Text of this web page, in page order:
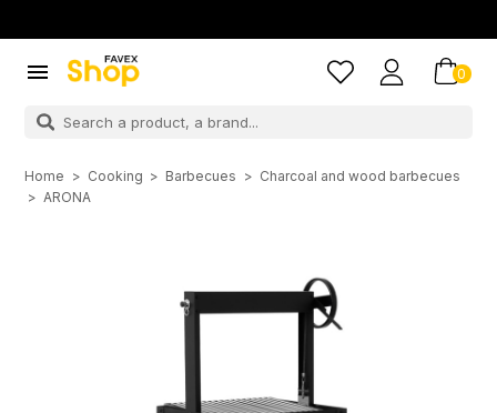
 0
Home Cooking Barbecues
Charcoal and wood barbecues
ARONA